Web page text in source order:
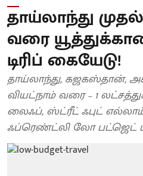
தாய்லாந்து
வரை
டிரிப் கையேடு!
தாய்லாந்து, கஜகஸ்தான்,
வியட்நாம் வரை – 1
லைஃப், ஸ்ட்ரீட் ஃபுட்
ஃப்ரெண்ட்லி லோ பட்ஜெட்